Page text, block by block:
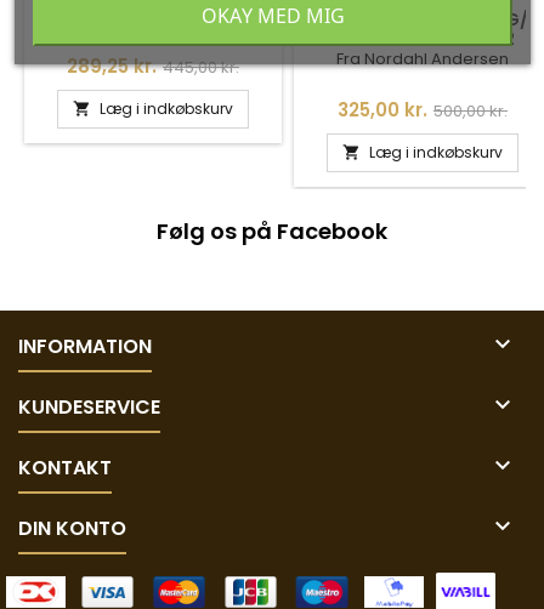
Pris
289,25 kr.Normalpris
445,00 kr.
 Læg i indkøbskurv
SØLV LABRET-PIERCING/
ØRERING MÅNE MED 2
ZIRKONIA
Fra Nordahl Andersen
Pris
325,00 kr. Normalpris
500,00 kr.
 Læg i indkøbskurv
Følg os på Facebook
INFORMATION 
KUNDESERVICE 
KONTAKT 
DIN KONTO 
OKAY MED MIG